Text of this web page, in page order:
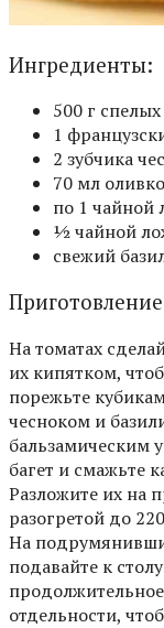
Ингредиенты:
500 г
1
2 зубчика
70 мл
по 1 чайной
½ чайной
свежий
Приготовление
На томатах
их кипятком,
порежьте
чесноком и
бальзамическим
багет и смажьте
Разложите их на
разогретой до
На
подавайте к
отдельности,